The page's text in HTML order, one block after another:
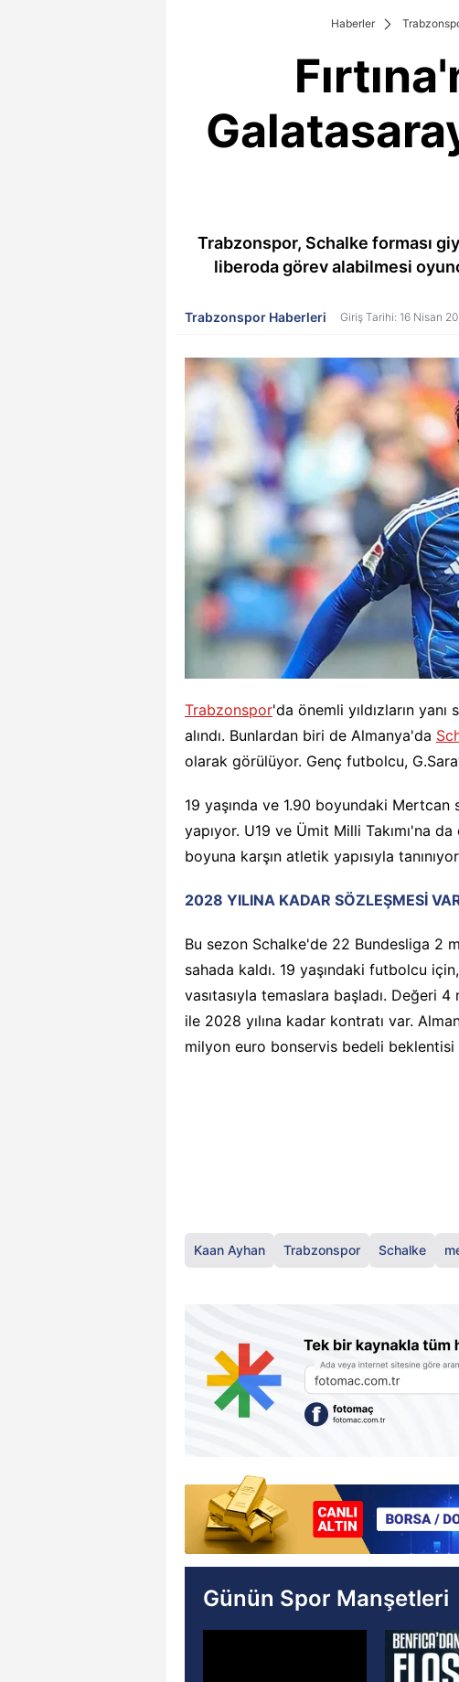
Haberler
Trabzonspor, Schalke forması
liberoda görev alabilmesi
Trabzonspor Haberleri Giriş Tarihi: 16 Nisan
Trabzonspor'da önemli yıldızların
alındı. Bunlardan biri de Almanya'da
olarak görülüyor. Genç futbolcu,
19 yaşında ve 1.90 boyundaki
yapıyor. U19 ve Ümit Milli Takımı'na
boyuna karşın atletik yapısıyla
2028 YILINA KADAR SÖZLEŞMESİ
Bu sezon Schalke'de 22 Bundesliga 2
sahada kaldı. 19 yaşındaki futbolcu
vasıtasıyla temaslara başladı. Değeri
ile 2028 yılına kadar kontratı var.
milyon euro bonservis bedeli beklentisi
Kaan Ayhan Trabzonspor Schalke
Günün Spor Manşetleri